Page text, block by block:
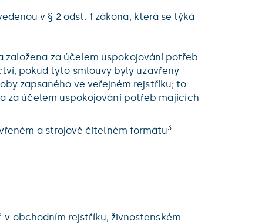
v § 2 odst. 1 zákona, která se týká
založena za účelem uspokojování potřeb
pokud tyto smlouvy byly uzavřeny
zapsaného ve veřejném rejstříku; to
za účelem uspokojování potřeb majících
a strojově čitelném formátu3
obchodním rejstříku, živnostenském